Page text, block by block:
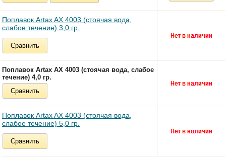
Поплавок Artax AX 4003 (стоячая вода,
слабое течение) 3,0 гр.
Сравнить
Поплавок Artax AX 4003 (стоячая вода, слабое
течение) 4,0 гр.
Сравнить
Поплавок Artax AX 4003 (стоячая вода,
слабое течение) 5,0 гр.
Сравнить